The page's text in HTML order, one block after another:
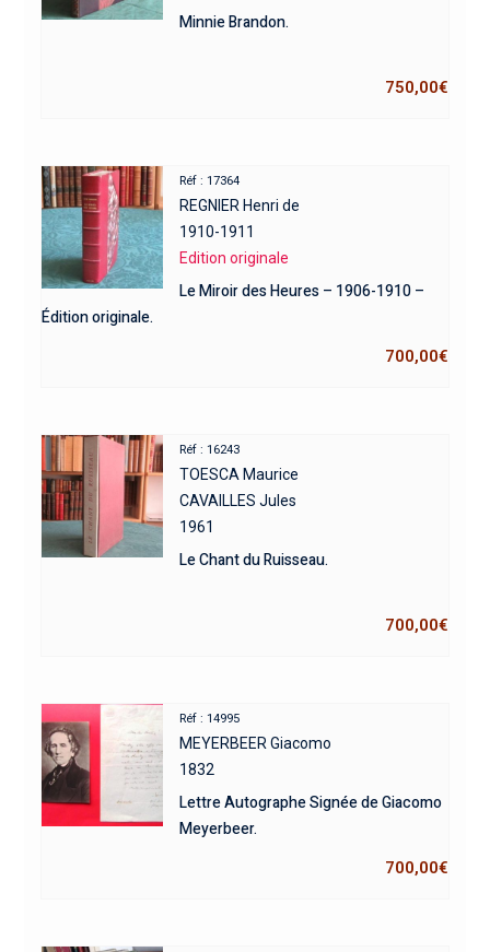
Minnie Brandon.
750,00€
Réf : 17364
REGNIER Henri de
1910-1911
Edition originale
Le Miroir des Heures – 1906-1910 –
Édition originale.
700,00€
Réf : 16243
TOESCA Maurice
CAVAILLES Jules
1961
Le Chant du Ruisseau.
700,00€
Réf : 14995
MEYERBEER Giacomo
1832
Lettre Autographe Signée de Giacomo
Meyerbeer.
700,00€